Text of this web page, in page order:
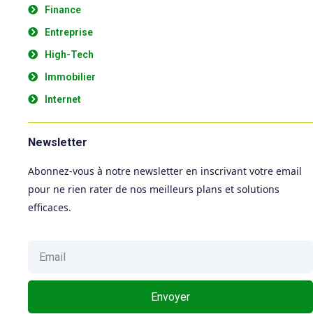
Finance
Entreprise
High-Tech
Immobilier
Internet
Newsletter
Abonnez-vous à notre newsletter en inscrivant votre email
pour ne rien rater de nos meilleurs plans et solutions
efficaces.
Envoyer